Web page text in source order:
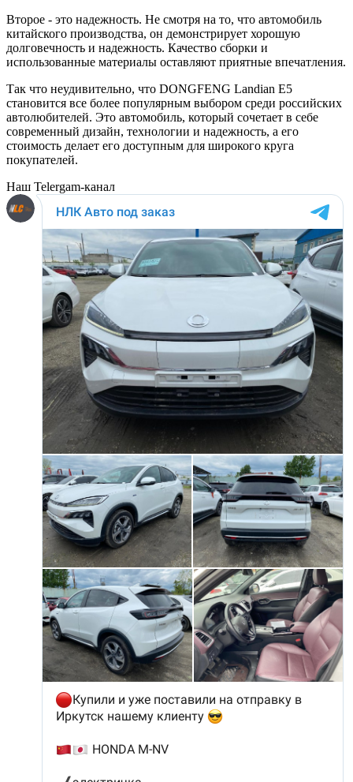
Второе - это надежность. Не смотря на то, что автомобиль
китайского производства, он демонстрирует хорошую
долговечность и надежность. Качество сборки и
использованные материалы оставляют приятные впечатления.
Так что неудивительно, что DONGFENG Landian E5
становится все более популярным выбором среди российских
автолюбителей. Это автомобиль, который сочетает в себе
современный дизайн, технологии и надежность, а его
стоимость делает его доступным для широкого круга
покупателей.
Наш Telergam-канал